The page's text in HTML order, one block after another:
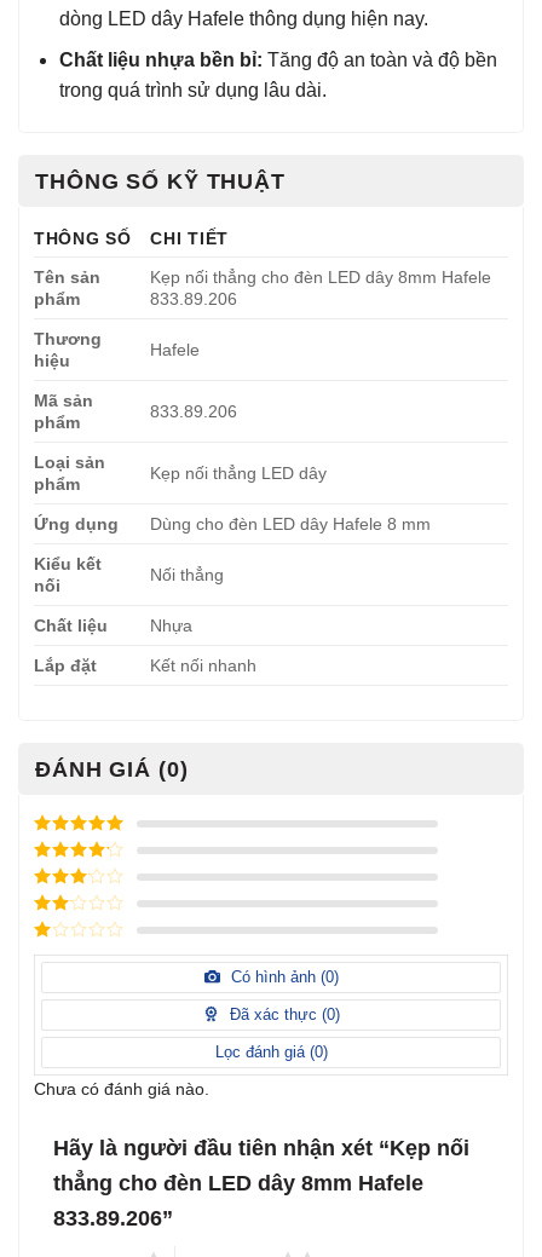
dòng LED dây Hafele thông dụng hiện nay.
Chất liệu nhựa bền bỉ: Tăng độ an toàn và độ bền
trong quá trình sử dụng lâu dài.
THÔNG SỐ KỸ THUẬT
THÔNG SỐ
CHI TIẾT
Tên sản
phẩm
Kẹp nối thẳng cho đèn LED dây 8mm Hafele
833.89.206
Thương
hiệu
Hafele
Mã sản
phẩm
833.89.206
Loại sản
phẩm
Kẹp nối thẳng LED dây
Ứng dụng Dùng cho đèn LED dây Hafele 8 mm
Kiểu kết
nối
Nối thẳng
Chất liệu Nhựa
Lắp đặt Kết nối nhanh
ĐÁNH GIÁ (0)
Được xếp
hạng
5
5
sao
Được xếp
hạng
4
5
sao
Được
xếp
hạng3
5 sao
Được
hạng
sao
Được
hạng
sao
Có hình ảnh (0)
Đã xác thực (0)
Lọc đánh giá (0)
Chưa có đánh giá nào.
Hãy là người đầu tiên nhận xét “Kẹp nối
thẳng cho đèn LED dây 8mm Hafele
833.89.206”